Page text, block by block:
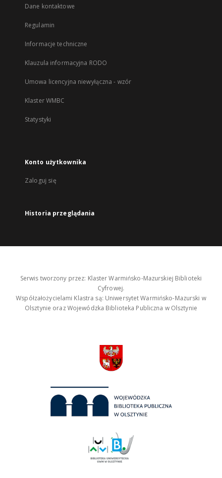
Dane kontaktowe
Regulamin
Informacje techniczne
Klauzula informacyjna RODO
Umowa licencyjna niewyłączna - wzór
Klaster WMBC
Statystyki
Konto użytkownika
Zaloguj się
Historia przeglądania
Serwis tworzony przez: Klaster Warmińsko-Mazurskiej Biblioteki
Cyfrowej.
Współzałożycielami Klastra są: Uniwersytet Warmińsko-Mazurski w
Olsztynie oraz Wojewódzka Biblioteka Publiczna w Olsztynie